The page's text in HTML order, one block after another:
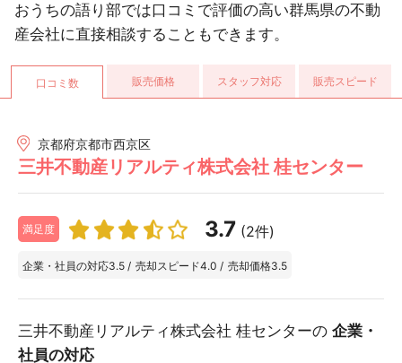
おうちの語り部では口コミで評価の高い群馬県の不動
産会社に直接相談することもできます。
口コミ数 販売価格 スタッフ対応 販売スピード
京都府京都市西京区
三井不動産リアルティ株式会社 桂センター
満足度 3.7 (2件)
企業・社員の対応3.5 / 売却スピード4.0 / 売却価格3.5
三井不動産リアルティ株式会社 桂センターの 企業・
社員の対応